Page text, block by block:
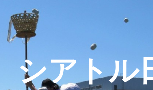
シアトル